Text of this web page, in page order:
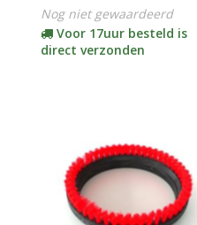
Nog niet gewaardeerd
Voor 17uur besteld is
direct verzonden